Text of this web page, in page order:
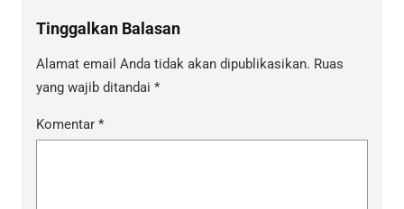
Tinggalkan Balasan
Alamat email Anda tidak akan dipublikasikan. Ruas
yang wajib ditandai *
Komentar *